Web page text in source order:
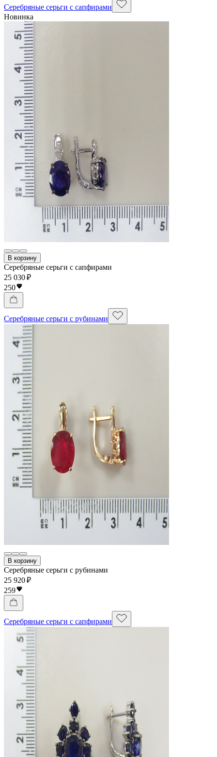
Серебряные серьги с сапфирами
Новинка
В корзину
Серебряные серьги с сапфирами
25 030 ₽
250
Серебряные серьги с рубинами
В корзину
Серебряные серьги с рубинами
25 920 ₽
259
Серебряные серьги с сапфирами